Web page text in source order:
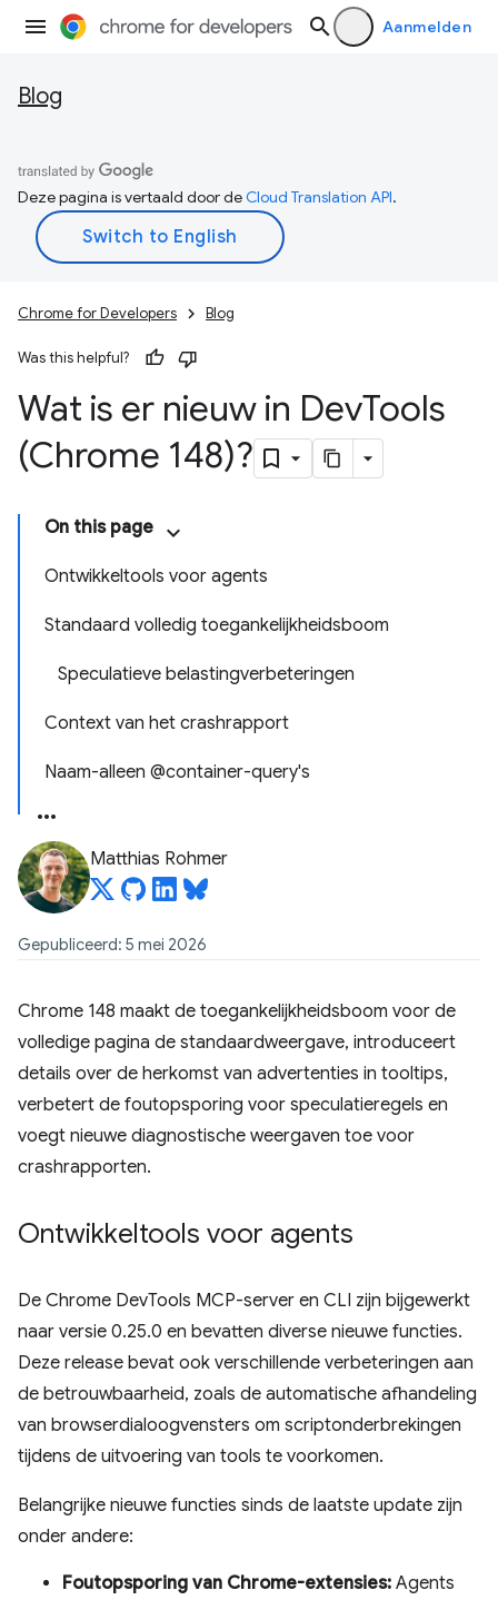
Aanmelden
Blog
Deze pagina is vertaald door deCloud Translation API.
Chrome for Developers Blog
Was this helpful?
Wat is er nieuw in DevTools
(Chrome 148)?
On this page
Ontwikkeltools voor agents
Standaard volledig toegankelijkheidsboom
Speculatieve belastingverbeteringen
Context van het crashrapport
Naam-alleen @container-query's
Matthias Rohmer
Gepubliceerd: 5 mei 2026
Chrome 148 maakt de toegankelijkheidsboom voor de
volledige pagina de standaardweergave, introduceert
details over de herkomst van advertenties in tooltips,
verbetert de foutopsporing voor speculatieregels en
voegt nieuwe diagnostische weergaven toe voor
crashrapporten.
Ontwikkeltools voor agents
De Chrome DevTools MCP-server en CLI zijn bijgewerkt
naar versie 0.25.0 en bevatten diverse nieuwe functies.
Deze release bevat ook verschillende verbeteringen aan
de betrouwbaarheid, zoals de automatische afhandeling
van browserdialoogvensters om scriptonderbrekingen
tijdens de uitvoering van tools te voorkomen.
Belangrijke nieuwe functies sinds de laatste update zijn
onder andere:
Foutopsporing van Chrome-extensies: Agents